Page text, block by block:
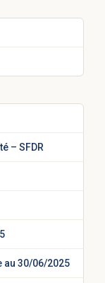
– SFDR
30/06/2025